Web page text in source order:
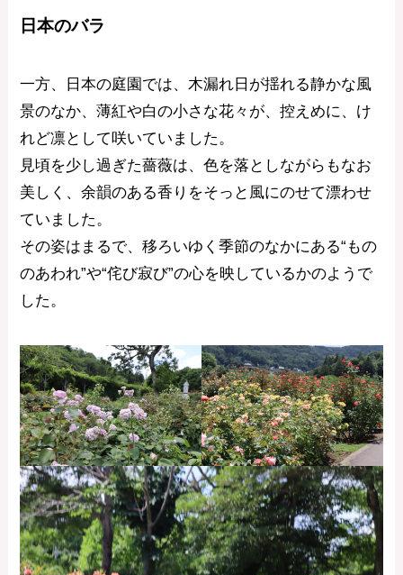
日本のバラ
一方、日本の庭園では、木漏れ日が揺れる静かな風
景のなか、薄紅や白の小さな花々が、控えめに、け
れど凛として咲いていました。
見頃を少し過ぎた薔薇は、色を落としながらもなお
美しく、余韻のある香りをそっと風にのせて漂わせ
ていました。
その姿はまるで、移ろいゆく季節のなかにある“もの
のあわれ”や“侘び寂び”の心を映しているかのようで
した。